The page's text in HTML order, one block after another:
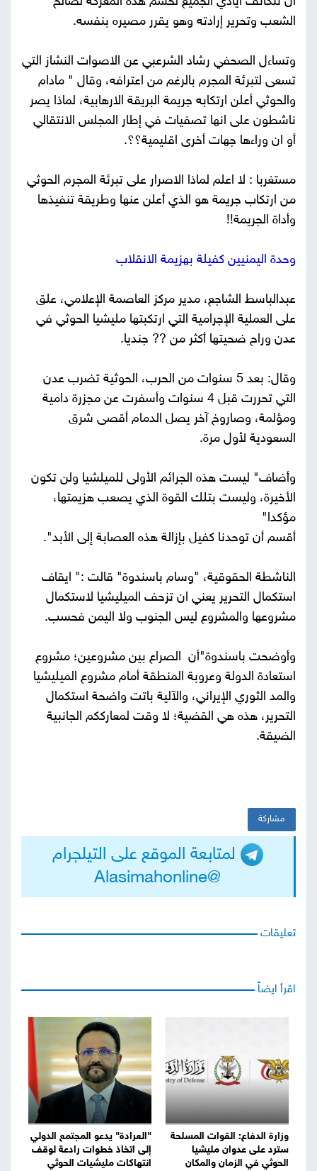
الشعب وتحرير إرادته وهو يقرر مصيره بنفسه.
وتساءل الصحفي رشاد الشرعبي عن الاصوات النشاز التي
تسعى لتبرئة المجرم بالرغم من اعترافه، وقال " مادام
والحوثي أعلن ارتكابه جريمة البريقة الارهابية، لماذا يصر
ناشطون على انها تصفيات في إطار المجلس الانتقالي
أو ان وراءها جهات أخرى اقليمية؟؟.
مستغربا : لا اعلم لماذا الاصرار على تبرئة المجرم الحوثي
من ارتكاب جريمة هو الذي أعلن عنها وطريقة تنفيذها
وأداة الجريمة!!
وحدة اليمنيين كفيلة بهزيمة الانقلاب
عبدالباسط الشاجع، مدير مركز العاصمة الإعلامي، علق
على العملية الإجرامية التي ارتكبتها مليشيا الحوثي في
عدن وراح ضحيتها أكثر من ?? جنديا.
وقال: بعد 5 سنوات من الحرب، الحوثية تضرب عدن
التي تحررت قبل 4 سنوات وأسفرت عن مجزرة دامية
ومؤلمة، وصاروخ آخر يصل الدمام أقصى شرق
السعودية لأول مرة.
وأضاف" ليست هذه الجرائم الأولى للميلشيا ولن تكون
الأخيرة، وليست بتلك القوة الذي يصعب هزيمتها،
مؤكدا"
أقسم أن توحدنا كفيل بإزالة هذه العصابة إلى الأبد".
الناشطة الحقوقية، "وسام باسندوة" قالت :" ايقاف
استكمال التحرير يعني ان تزحف الميليشيا لاستكمال
مشروعها والمشروع ليس الجنوب ولا اليمن فحسب.
وأوضحت باسندوة"أن الصراع بين مشروعين؛ مشروع
استعادة الدولة وعروبة المنطقة أمام مشروع الميليشيا
والمد الثوري الإيراني، والآلية باتت واضحة استكمال
التحرير، هذه هي القضية؛ لا وقت لمعارككم الجانبية
الضيقة.
مشاركة
لمتابعة الموقع على التيلجرام
@Alasimahonline
تعليقات
اقرأ ايضاً
وزارة الدفاع: القوات المسلحة
سترد على عدوان مليشيا
الحوثي في الزمان والمكان
"العرادة" يدعو المجتمع الدولي
إلى اتخاذ خطوات رادعة لوقف
انتهاكات مليشيات الحوثي